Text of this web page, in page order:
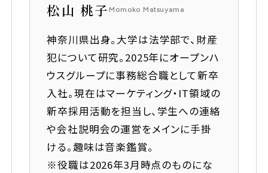
採用オウンドメディア「OPENIA」
当社への口コミ・評判を見る
松山 桃子 Momoko Matsuyama
神奈川県出身。大学は法学部で、財産
犯について研究。2025年にオープンハ
ウスグループに事務総合職として新卒
入社。現在はマーケティング・IT領域の
新卒採用活動を担当し、学生への連絡
や会社説明会の運営をメインに手掛
ける。趣味は音楽鑑賞。
※役職は2026年3月時点のものにな